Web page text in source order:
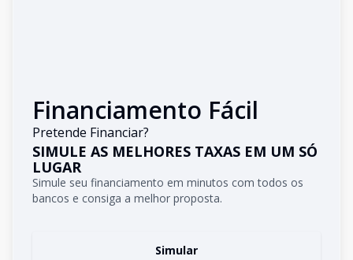
Financiamento Fácil
Pretende Financiar?
SIMULE AS MELHORES TAXAS EM UM SÓ
LUGAR
Simule seu financiamento em minutos com todos os
bancos e consiga a melhor proposta.
Simular